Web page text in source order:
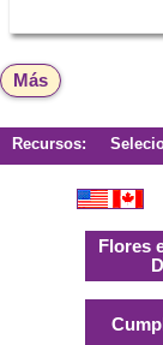
Más
Recursos:
Flores